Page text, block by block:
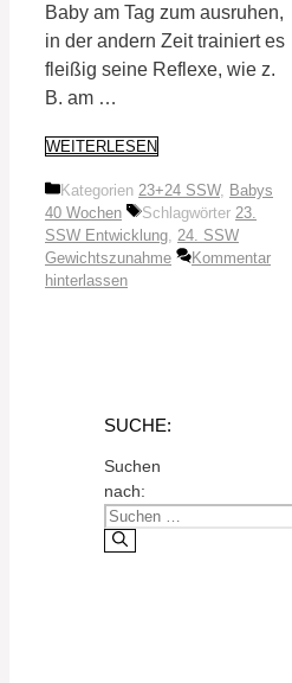
Baby am Tag zum ausruhen,
in der andern Zeit trainiert es
fleißig seine Reflexe, wie z.
B. am …
WEITERLESEN
Kategorien 23+24 SSW, Babys
40 Wochen
Schlagwörter 23.
SSW Entwicklung 24. SSW
Gewichtszunahme
Kommentar
hinterlassen
SUCHE:
Suchen
nach: